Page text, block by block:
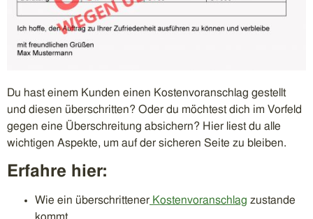
Du hast einem Kunden einen Kostenvoranschlag gestellt
und diesen überschritten? Oder du möchtest dich im Vorfeld
gegen eine Überschreitung absichern? Hier liest du alle
wichtigen Aspekte, um auf der sicheren Seite zu bleiben.
Erfahre hier:
Wie ein überschrittener Kostenvoranschlag zustande